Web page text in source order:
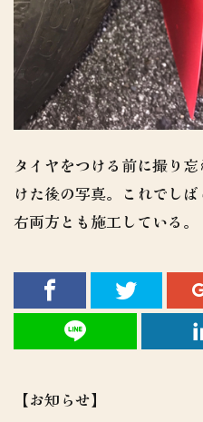
タイヤをつける前に撮り
けた後の写真。これでし
右両方とも施工している。
【お知らせ】